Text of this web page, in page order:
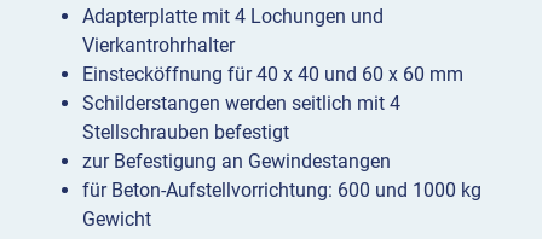
Adapterplatte mit 4 Lochungen und
Vierkantrohrhalter
Einstecköffnung für 40 x 40 und 60 x 60 mm
Schilderstangen werden seitlich mit 4
Stellschrauben befestigt
zur Befestigung an Gewindestangen
für Beton-Aufstellvorrichtung: 600 und 1000 kg
Gewicht